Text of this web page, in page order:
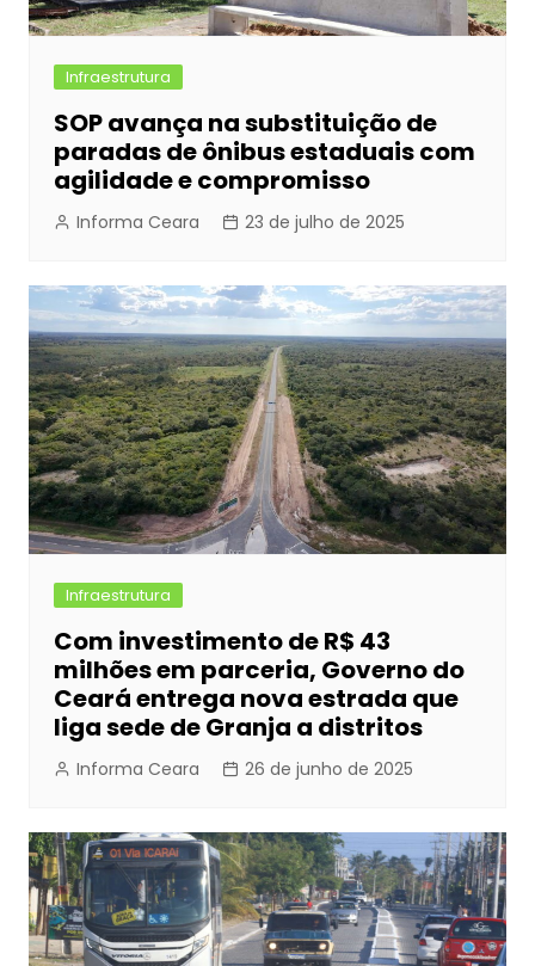
Infraestrutura
SOP avança na substituição de
paradas de ônibus estaduais com
agilidade e compromisso
Informa Ceara 23 de julho de 2025
Infraestrutura
Com investimento de R$ 43
milhões em parceria, Governo do
Ceará entrega nova estrada que
liga sede de Granja a distritos
Informa Ceara 26 de junho de 2025